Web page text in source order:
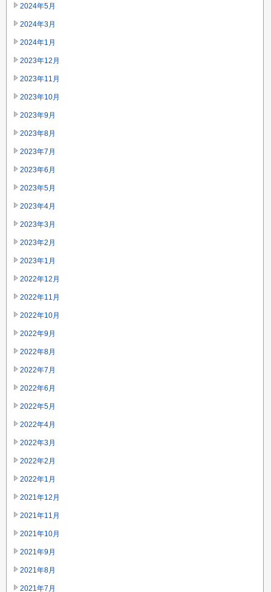
2024年5月
2024年3月
2024年1月
2023年12月
2023年11月
2023年10月
2023年9月
2023年8月
2023年7月
2023年6月
2023年5月
2023年4月
2023年3月
2023年2月
2023年1月
2022年12月
2022年11月
2022年10月
2022年9月
2022年8月
2022年7月
2022年6月
2022年5月
2022年4月
2022年3月
2022年2月
2022年1月
2021年12月
2021年11月
2021年10月
2021年9月
2021年8月
2021年7月